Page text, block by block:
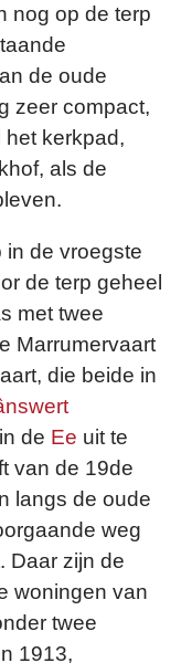
nog op de terp
de oude
zeer compact,
kerkpad,
als de
in de vroegste
de terp geheel
met twee
Marrumervaart
die beide in
de Ee uit te
van de 19de
langs de oude
weg
. Daar zijn de
woningen van
twee
1913,